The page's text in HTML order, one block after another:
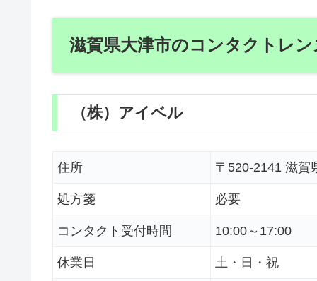
滋賀県大津市のコンタクトレン
（株）アイベル
住所 〒520-2141 滋
処方箋 必要
コンタクト受付時間 10:00～17:00
休業日 土・日・祝